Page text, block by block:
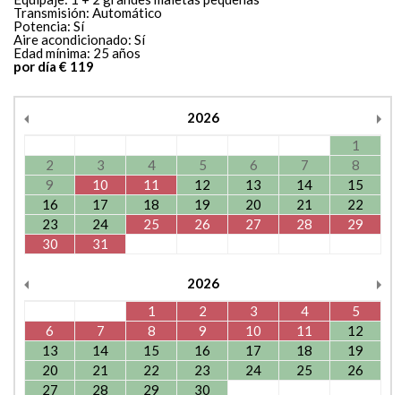
Transmisión: Automático
Potencia: Sí
Aire acondicionado: Sí
Edad mínima: 25 años
por día € 119
2026
1
2
3 4 5 6 7
8
9
10 11 12 13 14
15
16
17 18 19 20 21
22
23
24 25 26 27 28
29
30
31
2026
1
2 3 4
5
6
7 8 9 10 11
12
13
14 15 16 17 18
19
20
21 22 23 24 25
26
27
28 29 30